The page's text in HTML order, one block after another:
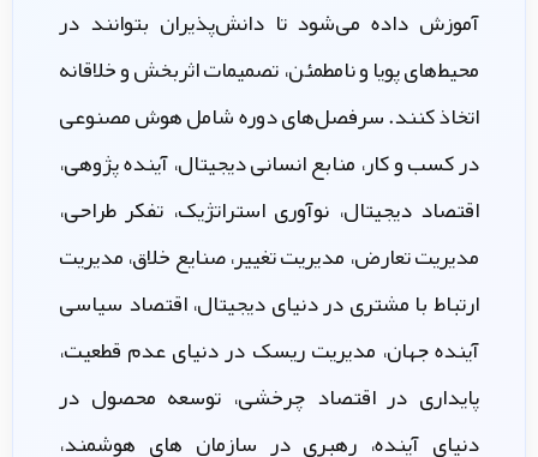
آموزش داده می‌شود تا دانش‌پذیران بتوانند در
محیط‌های پویا و نامطمئن، تصمیمات اثربخش و خلاقانه
اتخاذ کنند. سرفصل‌های دوره شامل هوش مصنوعی
در کسب و کار، منابع انسانی دیجیتال، آینده پژوهی،
اقتصاد دیجیتال، نوآوری استراتژیک، تفکر طراحی،
مدیریت تعارض، مدیریت تغییر، صنایع خلاق، مدیریت
ارتباط با مشتری در دنیای دیجیتال، اقتصاد سیاسی
آینده جهان، مدیریت ریسک در دنیای عدم قطعیت،
پایداری در اقتصاد چرخشی، توسعه محصول در
دنیای آینده، رهبری در سازمان های هوشمند،